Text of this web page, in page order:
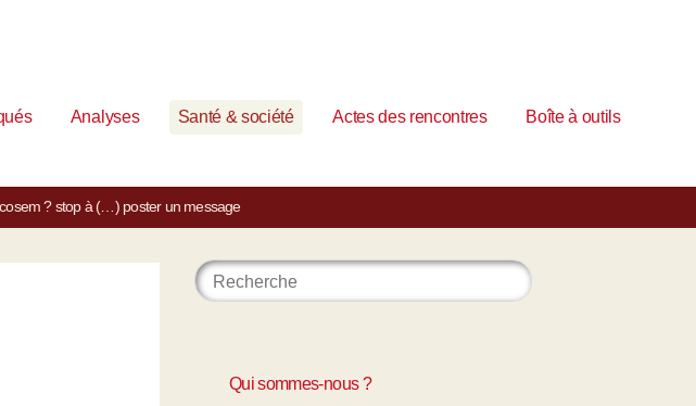
Analyses Santé & société Actes des rencontres
Boîte à outils
cosem ? stop à (…) poster un message
Qui sommes-nous ?